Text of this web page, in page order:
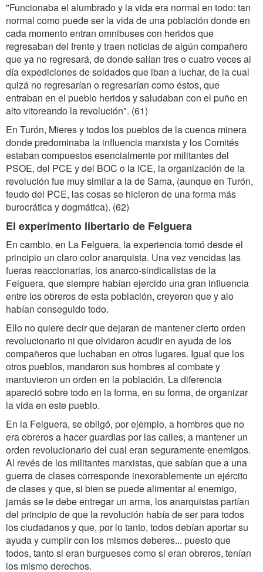
"Funcionaba el alumbrado y la vida era normal en todo: tan
normal como puede ser la vida de una población donde en
cada momento entran omnibuses con heridos que
regresaban del frente y traen noticias de algún compañero
que ya no regresará, de donde salían tres o cuatro veces al
día expediciones de soldados que iban a luchar, de la cual
quizá no regresarían o regresarían como éstos, que
entraban en el pueblo heridos y saludaban con el puño en
alto vitoreando la revolución". (61)
En Turón, Mieres y todos los pueblos de la cuenca minera
donde predominaba la influencia marxista y los Comités
estaban compuestos esencialmente por militantes del
PSOE, del PCE y del BOC o la ICE, la organización de la
revolución fue muy similar a la de Sama, (aunque en Turón,
feudo del PCE, las cosas se hicieron de una forma más
burocrática y dogmática). (62)
El experimento libertario de Felguera
En cambio, en La Felguera, la experiencia tomó desde el
principio un claro color anarquista. Una vez vencidas las
fueras reaccionarias, los anarco-sindicalistas de la
Felguera, que siempre habían ejercido una gran influencia
entre los obreros de esta población, creyeron que y alo
habían conseguido todo.
Ello no quiere decir que dejaran de mantener cierto orden
revolucionario ni que olvidaron acudir en ayuda de los
compañeros que luchaban en otros lugares. Igual que los
otros pueblos, mandaron sus hombres al combate y
mantuvieron un orden en la población. La diferencia
apareció sobre todo en la forma, en su forma, de organizar
la vida en este pueblo.
En la Felguera, se obligó, por ejemplo, a hombres que no
era obreros a hacer guardias por las calles, a mantener un
orden revolucionario del cual eran seguramente enemigos.
Al revés de los militantes marxistas, que sabían que a una
guerra de clases corresponde inexorablemente un ejército
de clases y que, si bien se puede alimentar al enemigo,
jamás se le debe entregar un arma, los anarquistas partían
del principio de que la revolución había de ser para todos
los ciudadanos y que, por lo tanto, todos debían aportar su
ayuda y cumplir con los mismos deberes... puesto que
todos, tanto si eran burgueses como si eran obreros, tenían
los mismo derechos.